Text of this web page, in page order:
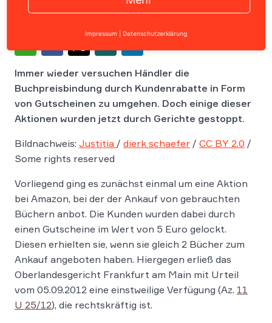
Immer wieder versuchen Händler die
Buchpreisbindung durch Kundenrabatte in Form
von Gutscheinen zu umgehen. Doch einige dieser
Aktionen wurden jetzt durch Gerichte gestoppt.
Bildnachweis: Justitia / dierk schaefer / CC BY 2.0 /
Some rights reserved
Vorliegend ging es zunächst einmal um eine Aktion
bei Amazon, bei der der Ankauf von gebrauchten
Büchern anbot. Die Kunden wurden dabei durch
einen Gutscheine im Wert von 5 Euro gelockt.
Diesen erhielten sie, wenn sie gleich 2 Bücher zum
Ankauf angeboten haben. Hiergegen erließ das
Oberlandesgericht Frankfurt am Main mit Urteil
vom 05.09.2012 eine einstweilige Verfügung (Az. 11
U 25/12), die rechtskräftig ist.
Impressum Datenschutzerklärung